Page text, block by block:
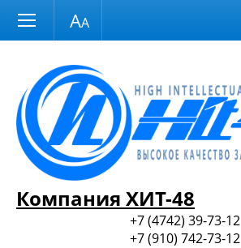
Размер шрифта
Компания ХИТ-48
+7 (4742) 39-73-12
+7 (910) 742-73-12